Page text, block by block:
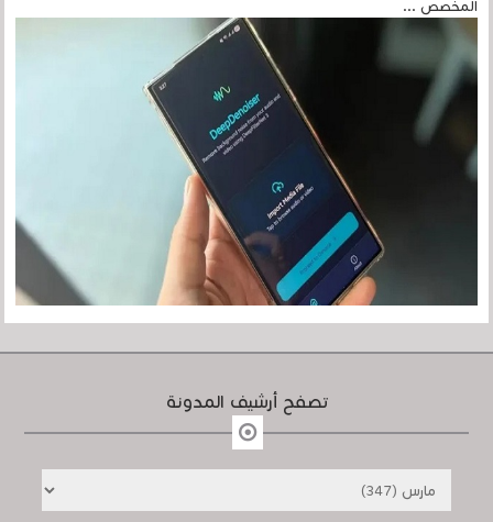
المخصص ...
تصفح أرشيف المدونة